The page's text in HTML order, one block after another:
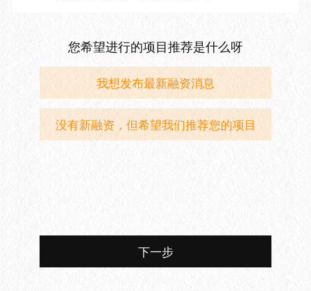
您希望进行的项目推荐是什么呀
我想发布最新融资消息
没有新融资，但希望我们推荐您的项目
下一步